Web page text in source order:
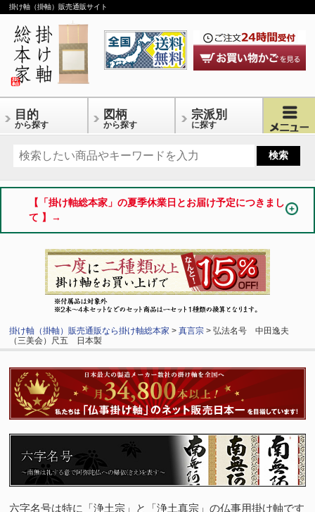
掛け軸（掛軸）販売通販サイト
目的
から探す
図柄
から探す
宗派別
に探す
【「掛け軸総本家」の夏季休業日とお届け予定につきまし
て 】→
掛け軸（掛軸）販売通販なら掛け軸総本家 >真言宗 > 弘法名号 中田逸夫
（三美会）尺五 日本製
六字名号は特に「浄土宗」と「浄土真宗」の仏事用掛け軸です